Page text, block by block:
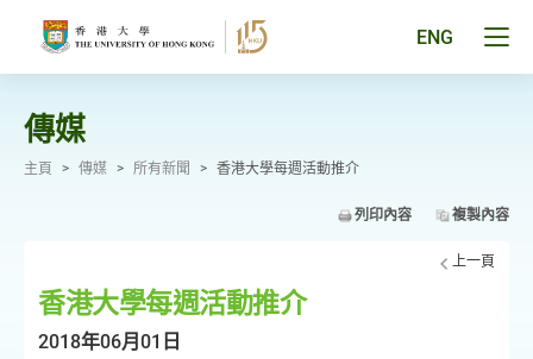
ENG
傳媒
主頁 > 傳媒 > 所有新聞 > 香港大學每週活動推介
列印內容 複製內容
上一頁
香港大學每週活動推介
2018年06月01日